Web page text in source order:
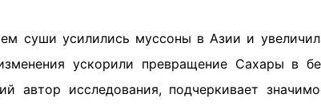
суши усилились муссоны в Азии и
ускорили превращение Сахары в
автор исследования, подчеркивает